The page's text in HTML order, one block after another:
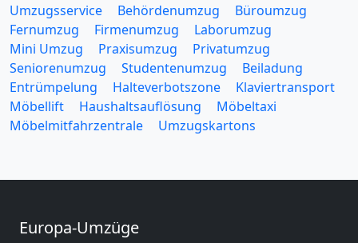
Umzugsservice Behördenumzug
Büroumzug
Fernumzug
Firmenumzug
Laborumzug
Mini Umzug
Praxisumzug
Privatumzug
Seniorenumzug
Studentenumzug
Beiladung
Entrümpelung
Halteverbotszone
Klaviertransport
Möbellift
Haushaltsauflösung
Möbeltaxi
Möbelmitfahrzentrale
Umzugskartons
Europa-Umzüge